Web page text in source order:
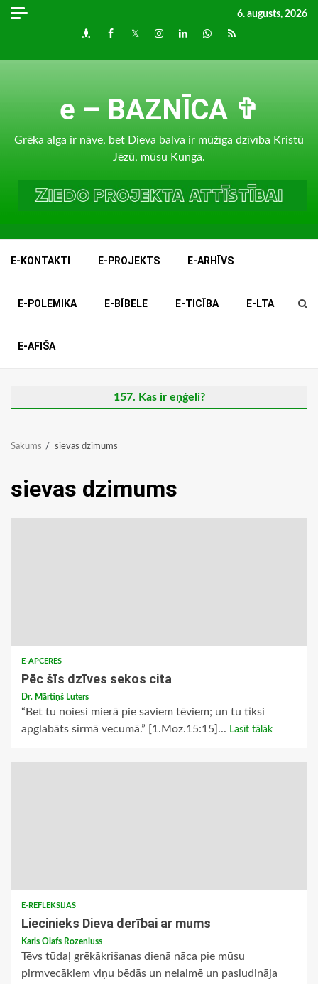
Skip
6. augusts, 2026
DraugiemFacebook
TwitterInstagram
LinkedInwhatsapp
RSS
e – BAZNĪCA ✞
Grēka alga ir nāve, bet Dieva balva ir mūžīga dzīvība Kristū
Jēzū, mūsu Kungā.
E-KONTAKTI E-PROJEKTS E-ARHĪVS
E-POLEMIKA E-BĪBELE E-TICĪBA E-LTA
E-AFIŠA
157. Kas ir eņģeli?
Sākums sievas dzimums
sievas dzimums
E-APCERES
Pēc šīs dzīves sekos cita
Dr. Mārtiņš Luters
“Bet tu noiesi mierā pie saviem tēviem; un tu tiksi
apglabāts sirmā vecumā.” [1.Moz.15:15]... Lasīt tālāk
E-REFLEKSIJAS
Liecinieks Dieva derībai ar mums
Karls Olafs Rozeniuss
Tēvs tūdaļ grēkākrišanas dienā nāca pie mūsu
pirmvecākiem viņu bēdās un nelaimē un pasludināja